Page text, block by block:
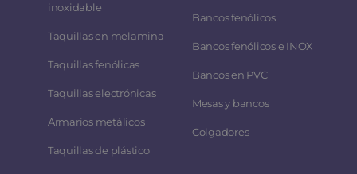
inoxidable
Taquillas en melamina
Taquillas fenólicas
Taquillas electrónicas
Armarios metálicos
Taquillas de plástico
Bancos fenólicos
Bancos fenólicos e INOX
Bancos en PVC
Mesas y bancos
Colgadores